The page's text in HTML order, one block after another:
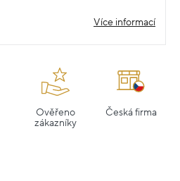
Více informací
Ověřeno
zákazníky
Česká firma